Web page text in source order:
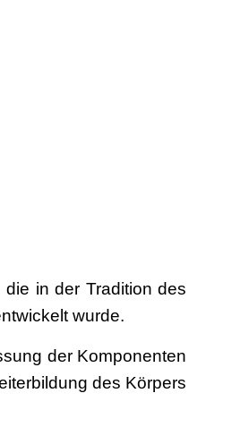
in der Tradition des
wurde.
der Komponenten
des Körpers